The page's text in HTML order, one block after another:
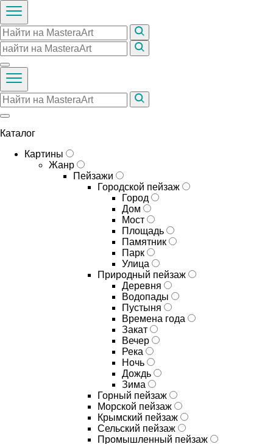
Каталог
Картины
Жанр
Пейзажи
Городской пейзаж
Город
Дом
Мост
Площадь
Памятник
Парк
Улица
Природный пейзаж
Деревня
Водопады
Пустыня
Времена года
Закат
Вечер
Река
Ночь
Дождь
Зима
Горный пейзаж
Морской пейзаж
Крымский пейзаж
Сельский пейзаж
Промышленный пейзаж